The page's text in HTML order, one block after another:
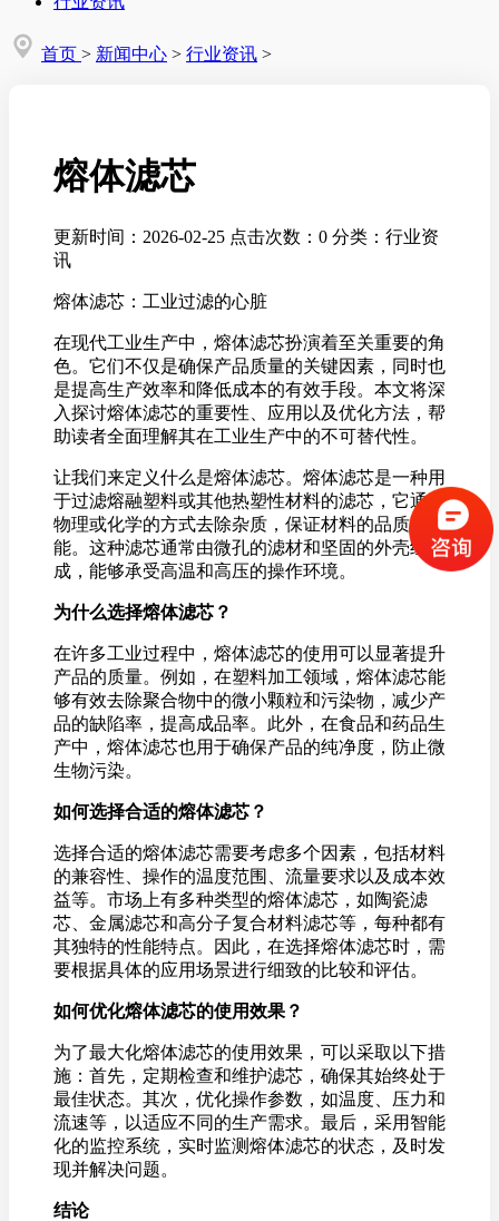
首页 > 新闻中心 > 行业资讯 >
熔体滤芯
更新时间：2026-02-25 点击次数：0 分类：行业资
讯
熔体滤芯：工业过滤的心脏
在现代工业生产中，熔体滤芯扮演着至关重要的角
色。它们不仅是确保产品质量的关键因素，同时也
是提高生产效率和降低成本的有效手段。本文将深
入探讨熔体滤芯的重要性、应用以及优化方法，帮
助读者全面理解其在工业生产中的不可替代性。
让我们来定义什么是熔体滤芯。熔体滤芯是一种用
于过滤熔融塑料或其他热塑性材料的滤芯，它通过
物理或化学的方式去除杂质，保证材料的品质和性
能。这种滤芯通常由微孔的滤材和坚固的外壳组
成，能够承受高温和高压的操作环境。
为什么选择熔体滤芯？
在许多工业过程中，熔体滤芯的使用可以显著提升
产品的质量。例如，在塑料加工领域，熔体滤芯能
够有效去除聚合物中的微小颗粒和污染物，减少产
品的缺陷率，提高成品率。此外，在食品和药品生
产中，熔体滤芯也用于确保产品的纯净度，防止微
生物污染。
如何选择合适的熔体滤芯？
选择合适的熔体滤芯需要考虑多个因素，包括材料
的兼容性、操作的温度范围、流量要求以及成本效
益等。市场上有多种类型的熔体滤芯，如陶瓷滤
芯、金属滤芯和高分子复合材料滤芯等，每种都有
其独特的性能特点。因此，在选择熔体滤芯时，需
要根据具体的应用场景进行细致的比较和评估。
如何优化熔体滤芯的使用效果？
为了最大化熔体滤芯的使用效果，可以采取以下措
施：首先，定期检查和维护滤芯，确保其始终处于
最佳状态。其次，优化操作参数，如温度、压力和
流速等，以适应不同的生产需求。最后，采用智能
化的监控系统，实时监测熔体滤芯的状态，及时发
现并解决问题。
结论